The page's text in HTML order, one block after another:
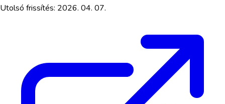
Utolsó frissítés: 2026. 04. 07.